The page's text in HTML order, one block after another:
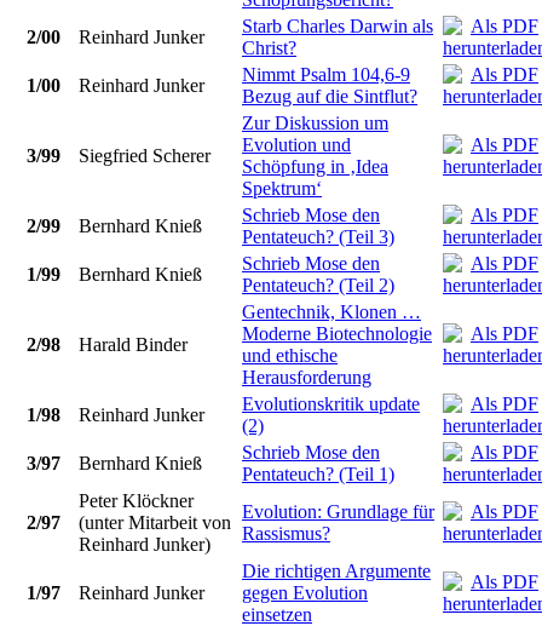
2/00
Reinhard Junker
Starb Charles Darwin als
Christ?
1/00
Reinhard Junker
Nimmt Psalm 104,6-9
Bezug auf die Sintflut?
3/99 Siegfried Scherer
Zur Diskussion um
Evolution und
Schöpfung in ‚Idea
Spektrum‘
2/99
Bernhard Knieß
Schrieb Mose den
Pentateuch? (Teil 3)
1/99
Bernhard Knieß
Schrieb Mose den
Pentateuch? (Teil 2)
2/98 Harald Binder
Gentechnik, Klonen …
Moderne Biotechnologie
und ethische
Herausforderung
1/98
Reinhard Junker
Evolutionskritik update
(2)
3/97
Bernhard Knieß
Schrieb Mose den
Pentateuch? (Teil 1)
2/97
Peter Klöckner
(unter Mitarbeit von
Reinhard Junker)
Evolution: Grundlage für
Rassismus?
1/97 Reinhard Junker
Die richtigen Argumente
gegen Evolution
einsetzen